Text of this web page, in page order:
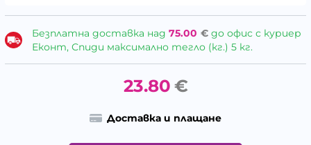
Безплатна доставка над 75.00 €до офис с куриер
Еконт, Спиди максимално тегло (кг.) 5 кг.
23.80 €
Доставка и плащане